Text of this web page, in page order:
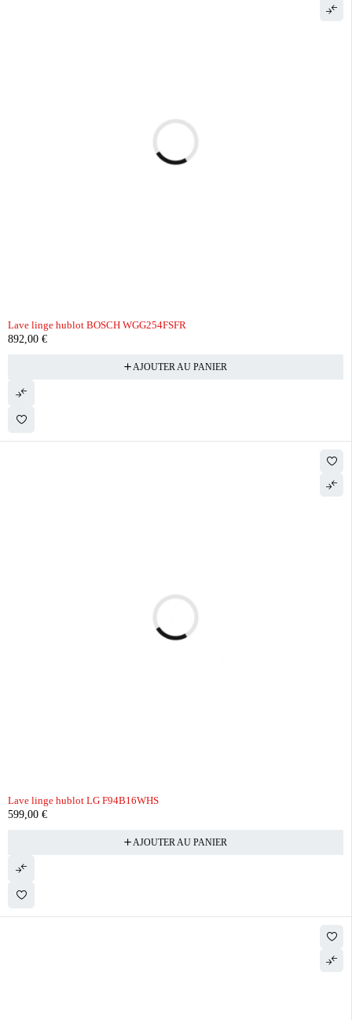
Lave linge hublot BOSCH WGG254FSFR
892,00 €
AJOUTER AU PANIER
Lave linge hublot LG F94B16WHS
599,00 €
AJOUTER AU PANIER